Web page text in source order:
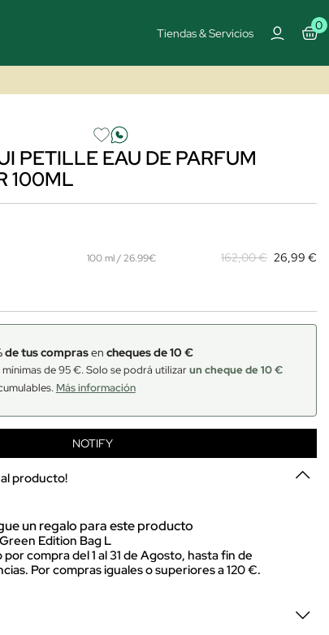
Tiendas & Servicios
0
PETILLE EAU DE PARFUM
100ML
100 ml / 26.99€ 162,00 € 26,99 €
de tus comprasen cheques de 10 €
de 95 €. Solo se podrá utilizarun cheque de 10 €
Más información
NOTIFY
al producto!
un regalo para este producto
Edition Bag L
por compra del 1 al 31 de Agosto, hasta fin de
Por compras iguales o superiores a 120 €.